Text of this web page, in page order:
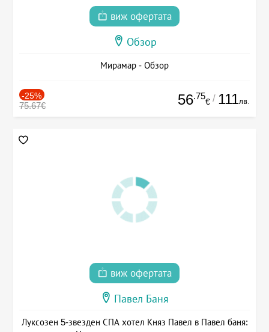
виж офертата
Обзор
Мирамар - Обзор
-25%
75.67€ 56.75
€ / 111лв.
виж офертата
Павел Баня
Луксозен 5-звезден СПА хотел Княз Павел в Павел баня: